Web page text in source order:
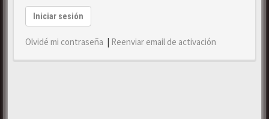
Iniciar sesión
Olvidé mi contraseña | Reenviar email de activación